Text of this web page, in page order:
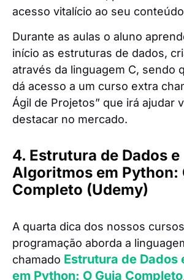
acesso vitalício ao seu
Durante as aulas o aluno
início as estruturas de dados,
através da linguagem C, sendo
dá acesso a um curso extra
Ágil de Projetos” que irá ajudar
destacar no mercado.
4. Estrutura de Dados e
Algoritmos em Python:
Completo (Udemy)
A quarta dica dos nossos
programação aborda a
chamado Estrutura de Dados
em Python: O Guia Completo